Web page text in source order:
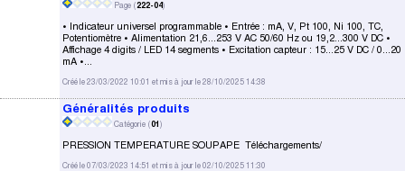
Page (222-04)
• Indicateur universel programmable • Entrée : mA, V, Pt 100, Ni 100, TC,
Potentiomètre • Alimentation 21,6...253 V AC 50/60 Hz ou 19,2...300 V DC •
Affichage 4 digits / LED 14 segments • Excitation capteur : 15...25 V DC / 0...20
mA •...
Créé le 23/03/2022 10:01 et mis à jour le 28/10/2025 14:38
Généralités produits
Catégorie (01 )
PRESSION TEMPERATURE SOUPAPE Téléchargements/
Créé le 07/03/2023 14:51 et mis à jour le 02/10/2025 11:30